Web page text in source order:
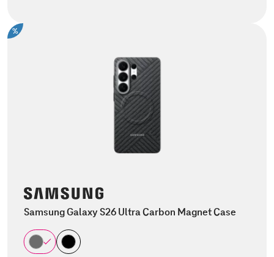
%
Samsung Galaxy S26 Ultra Carbon Magnet Case